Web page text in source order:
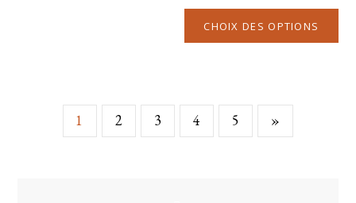
CHOIX DES OPTIONS
1 2 3 4 5 »